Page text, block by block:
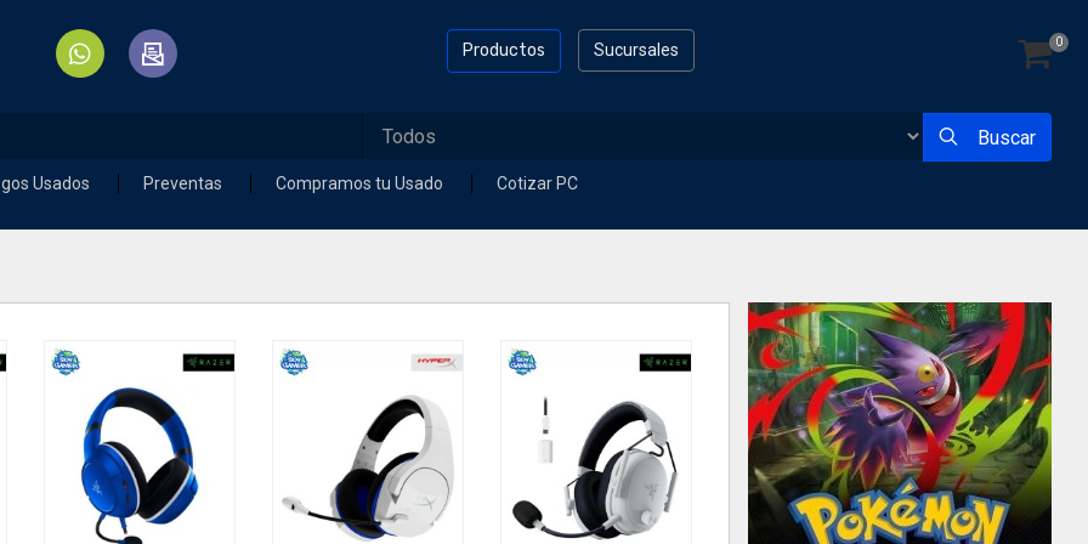
Sucursales
Productos 0
Buscar
Usados Preventas Compramos tu Usado Cotizar PC